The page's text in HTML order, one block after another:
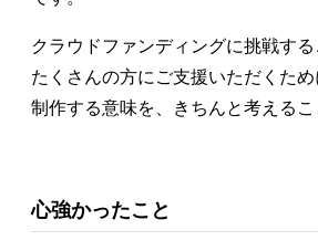
クラウドファンディングに挑戦する
たくさんの方にご支援いただくため
制作する意味を、きちんと考えるこ
心強かったこと